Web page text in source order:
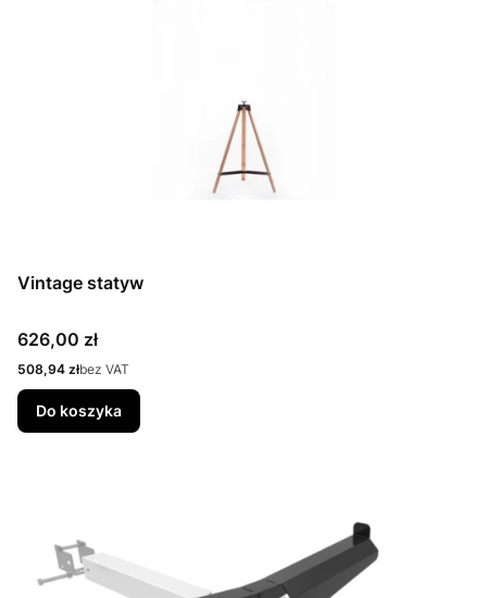
Vintage statyw
Cena
626,00 zł
Cena
508,94 złbez VAT
Do koszyka